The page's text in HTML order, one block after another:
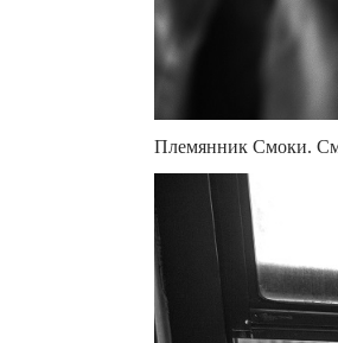
Племянник Смоки.